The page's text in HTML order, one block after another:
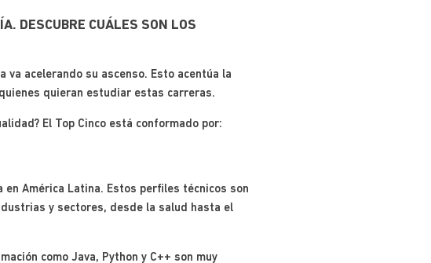
DESCUBRE CUÁLES SON LOS
va acelerando su ascenso. Esto acentúa la
quieran estudiar estas carreras.
El Top Cinco está conformado por:
América Latina. Estos perfiles técnicos son
y sectores, desde la salud hasta el
como Java, Python y C++ son muy